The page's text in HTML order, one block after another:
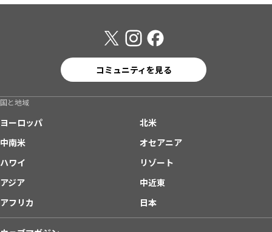
コミュニティを見る
国と地域
ヨーロッパ
北米
中南米
オセアニア
ハワイ
リゾート
アジア
中近東
アフリカ
日本